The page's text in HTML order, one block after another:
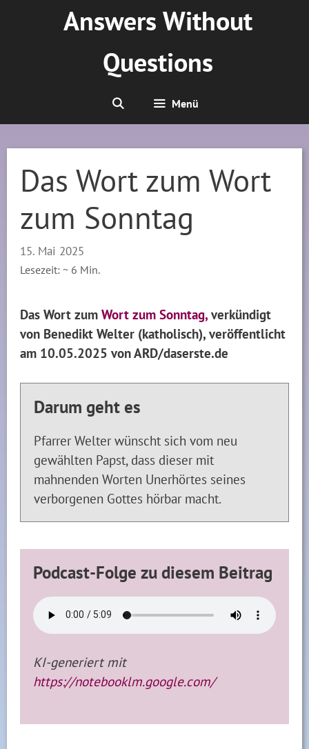
Answers Without
Questions
Menü
Das Wort zum Wort
zum Sonntag
15. Mai 2025
Lesezeit: ~ 6 Min.
Das Wort zumWort zum Sonntag, verkündigt
von Benedikt Welter (katholisch), veröffentlicht
am 10.05.2025 von ARD/daserste.de
Darum geht es
Pfarrer Welter wünscht sich vom neu
gewählten Papst, dass dieser mit
mahnenden Worten Unerhörtes seines
verborgenen Gottes hörbar macht.
Podcast-Folge zu diesem Beitrag
KI-generiert mit
https://notebooklm.google.com/